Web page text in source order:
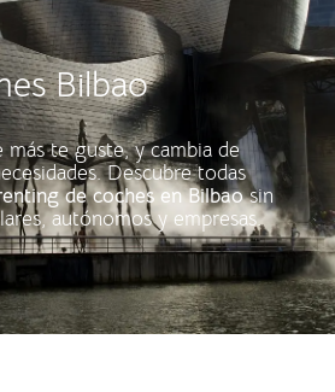
Bilbao
más te guste, y cambia de
Descubre todas
de coches enBilbaosin
autónomos y empresas.